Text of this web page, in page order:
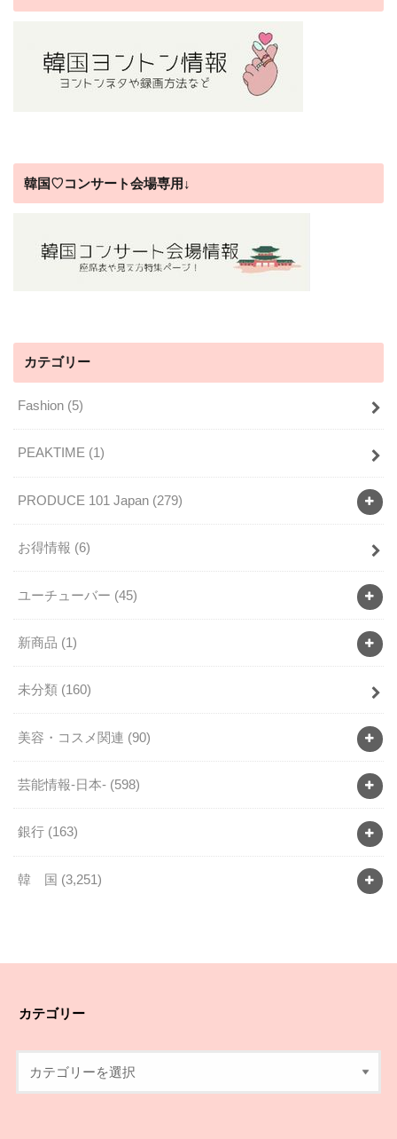
韓国♡コンサート会場専用↓
カテゴリー
Fashion (5)
PEAKTIME (1)
PRODUCE 101 Japan (279)
お得情報 (6)
ユーチューバー (45)
新商品 (1)
未分類 (160)
美容・コスメ関連 (90)
芸能情報-日本- (598)
銀行 (163)
韓 国 (3,251)
カテゴリー